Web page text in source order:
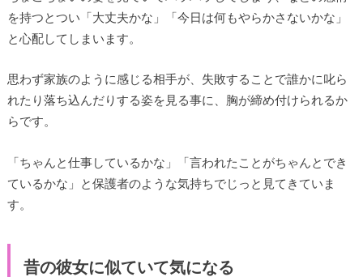
を持つとつい「大丈夫かな」「今日は何もやらかさないかな」
と心配してしまいます。
思わず家族のように感じる相手が、失敗することで誰かに叱ら
れたり落ち込んだりする姿を見る事に、胸が締め付けられるか
らです。
「ちゃんと仕事しているかな」「言われたことがちゃんとでき
ているかな」と保護者のような気持ちでじっと見てきていま
す。
昔の彼女に似ていて気になる